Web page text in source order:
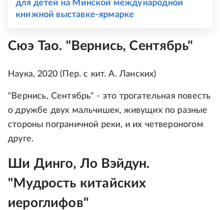
для детей на Минской международной
книжной выставке-ярмарке
Сюэ Тао. "Вернись, Сентябрь"
Наука, 2020 (Пер. с кит. А. Ланских)
"Вернись, Сентябрь" - это трогательная повесть
о дружбе двух мальчишек, живущих по разные
стороны пограничной реки, и их четвероногом
друге.
Ши Динго, Ло Вэйдун.
"Мудрость китайских
иероглифов"